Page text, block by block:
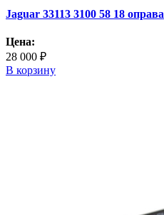
Jaguar 33113 3100 58 18 оправа
Цена:
28 000 ₽
В корзину